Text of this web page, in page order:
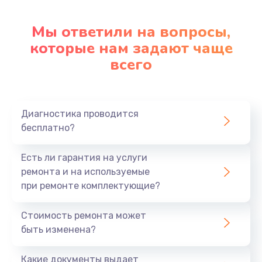
2500 руб.
Заказать
830 руб.
Ремонт подсветки
1200 руб.
Замена электронных компонентов
Мы ответили на вопросы,
которые нам задают чаще
всего
Диагностика проводится
бесплатно?
Есть ли гарантия на услуги
ремонта и на используемые
при ремонте комплектующие?
Стоимость ремонта может
быть изменена?
Какие документы выдает